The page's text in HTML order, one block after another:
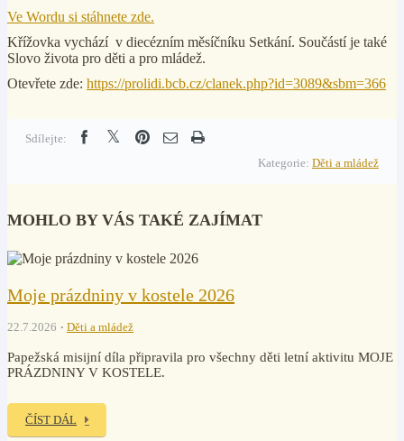
Ve Wordu si stáhnete zde.
Křížovka vychází v diecézním měsíčníku Setkání. Součástí je také
Slovo života pro děti a pro mládež.
Otevřete zde: https://prolidi.bcb.cz/clanek.php?id=3089&sbm=366
Sdílejte:
Kategorie: Děti a mládež
MOHLO BY VÁS TAKÉ ZAJÍMAT
Moje prázdniny v kostele 2026
22.7.2026 Děti a mládež
Papežská misijní díla připravila pro všechny děti letní aktivitu MOJE
PRÁZDNINY V KOSTELE.
ČÍST DÁL